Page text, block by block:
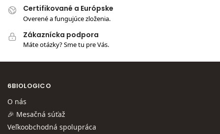
Certifikované a Európske
Overené a fungujúce zloženia.
Zákaznícka podpora
Máte otázky? Sme tu pre Vás.
6BIOLOGICO
O nás
🎉 Mesačná súťaž
Veľkoobchodná spolupráca